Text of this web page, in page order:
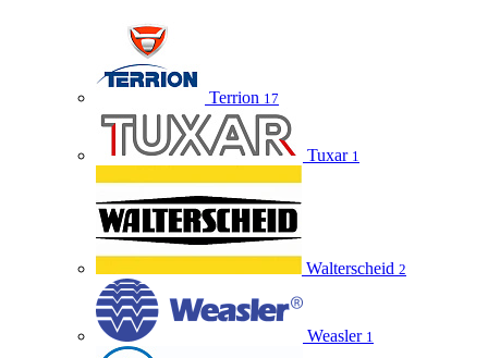
Terrion 17
Tuxar 1
Walterscheid 2
Weasler 1